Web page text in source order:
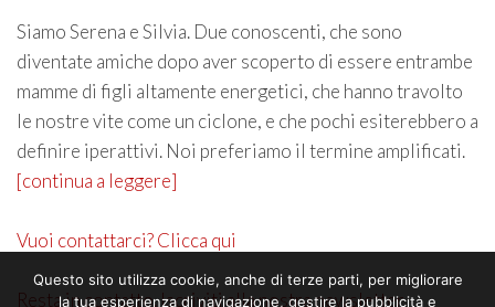
Siamo Serena e Silvia. Due conoscenti, che sono
diventate amiche dopo aver scoperto di essere entrambe
mamme di figli altamente energetici, che hanno travolto
le nostre vite come un ciclone, e che pochi esiterebbero a
definire iperattivi. Noi preferiamo il termine amplificati.
[continua a leggere]
Vuoi contattarci? Clicca qui
Resta in contatto. Iscriviti alla nostra newsletter
Questo sito utilizza cookie, anche di terze parti, per migliorare
la tua esperienza di navigazione, gestire la pubblicità e